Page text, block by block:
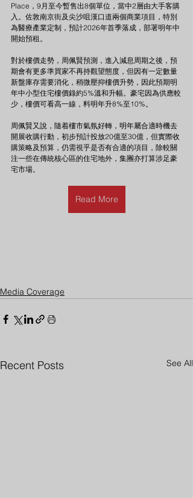
Place，9月至今暫售出8個單位，當中2層由大手客購
入。佐敦南京街及尖沙咀漢口道兩個商業項目，特別
為醫療產業定制，預計2026年首季落成，部署明年中
開始預租。
對於樓價走勢，周佩賢預測，進入減息周期之後，預
期會有更多準買家不再持觀望態度，但因有一定數量
新盤庫存需要消化，稍微壓抑樓價升勢，因此預期明
年中小型住宅樓價錄約5%溫和升幅。豪宅因為供應較
少，樓價可看高一線，料明年升8%至10%。
周佩賢又說，隨着樓市氣氛好轉，明年屬合適時機去
開展收購行動，初步預計投放20億至30億，但實際收
購策略及預算，仍需視乎是否有合適的項目，除較關
注一些在傳統核心區的住宅地外，集團亦打算涉足豪
宅市場。
Read More
Media Coverage
Recent Posts See All